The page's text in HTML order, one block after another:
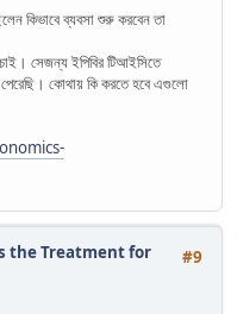
কিভাবে ব্যবসা শুরু করবেন তা
সেজন্য ইপিবির টিআইসিতে
পেরেছি। কোথায় কি করতে হবে এগুলো
#9
is the Treatment for